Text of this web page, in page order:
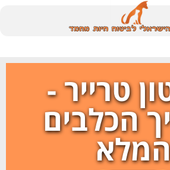
טרייר -
הכלבים